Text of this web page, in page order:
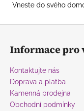
Vneste do svého
Z
Informace pro
Kontaktujte nás
Doprava a platba
Kamenná prodejna
Obchodní podmínky